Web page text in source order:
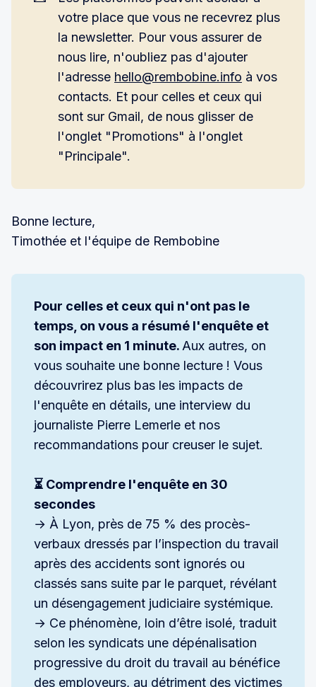
votre place que vous ne recevrez plus
la newsletter. Pour vous assurer de
nous lire, n'oubliez pas d'ajouter
l'adresse hello@rembobine.info à vos
contacts. Et pour celles et ceux qui
sont sur Gmail, de nous glisser de
l'onglet "Promotions" à l'onglet
"Principale".
Bonne lecture,
Timothée et l'équipe de Rembobine
Pour celles et ceux qui n'ont pas le
temps, on vous a résumé l'enquête et
son impact en 1 minute. Aux autres, on
vous souhaite une bonne lecture ! Vous
découvrirez plus bas les impacts de
l'enquête en détails, une interview du
journaliste Pierre Lemerle et nos
recommandations pour creuser le sujet.
⏳ Comprendre l'enquête en 30
secondes
→ À Lyon, près de 75 % des procès-
verbaux dressés par l’inspection du travail
après des accidents sont ignorés ou
classés sans suite par le parquet, révélant
un désengagement judiciaire systémique.
→ Ce phénomène, loin d’être isolé, traduit
selon les syndicats une dépénalisation
progressive du droit du travail au bénéfice
des employeurs, au détriment des victimes